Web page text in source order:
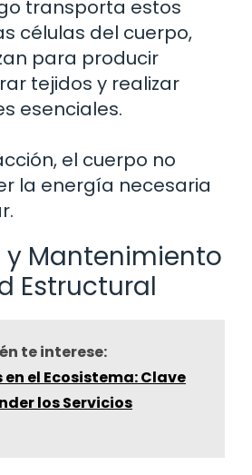
transporta estos
células del cuerpo,
para producir
tejidos y realizar
esenciales.
el cuerpo no
la energía necesaria
y Mantenimiento
Estructural
te interese:
el Ecosistema: Clave
los Servicios